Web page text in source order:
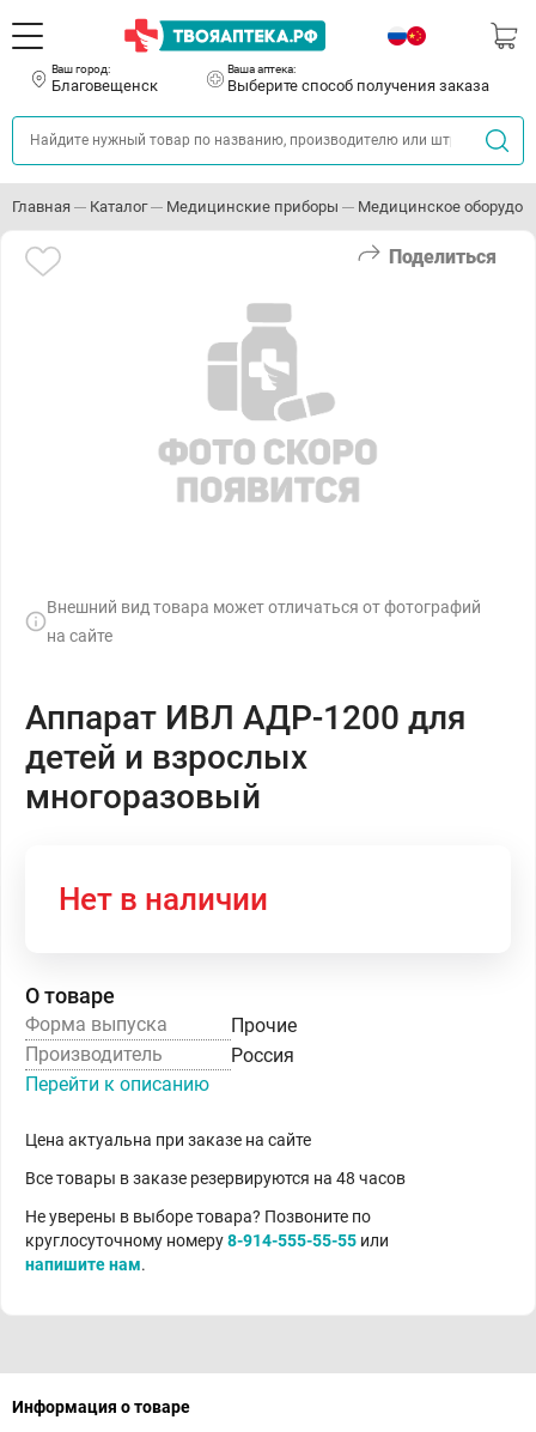
Ваш город:
Благовещенск
Ваша аптека:
Выберите способ получения заказа
Главная Каталог Медицинские приборы Медицинское
Поделиться
Внешний вид товара может отличаться от фотографий
на сайте
Аппарат ИВЛ АДР-1200 для
детей и взрослых
многоразовый
Нет в наличии
О товаре
Форма выпуска
Прочие
Производитель
Россия
Перейти к описанию
Цена актуальна при заказе на сайте
Все товары в заказе резервируются на 48 часов
Не уверены в выборе товара? Позвоните по
круглосуточному номеру8-914-555-55-55 или
напишите нам.
Информация о товаре